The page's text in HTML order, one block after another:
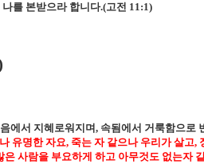
를 본받으라 합니다.(고전 11:1)
에서 지혜로워지며, 속됨에서 거룩함으로
유명한 자요, 죽는 자 같으나 우리가 살고,
은 사람을 부요하게 하고 아무것도 없는자